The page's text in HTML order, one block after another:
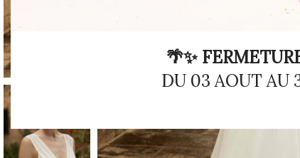
🌴✨
DU 03 AOUT AU